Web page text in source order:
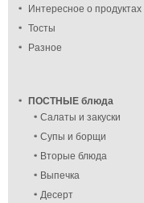
Интересное о продуктах
Тосты
Разное
ПОСТНЫЕ блюда
Салаты и закуски
Супы и борщи
Вторые блюда
Выпечка
Десерт